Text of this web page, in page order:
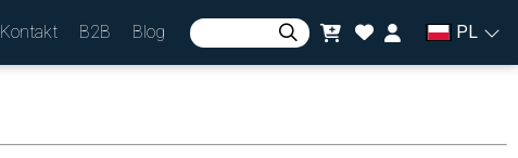
Kontakt B2B Blog PL